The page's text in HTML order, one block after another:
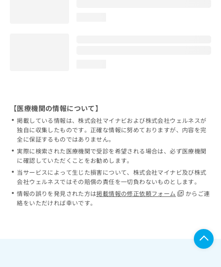
【医療機関の情報について】
掲載している情報は、株式会社マイナビおよび株式会社ウェルネスが
独自に収集したものです。正確な情報に努めておりますが、内容を完
全に保証するものではありません。
実際に検索された医療機関で受診を希望される場合は、必ず医療機関
に確認していただくことをお勧めします。
当サービスによって生じた損害について、株式会社マイナビ及び株式
会社ウェルネスではその賠償の責任を一切負わないものとします。
情報の誤りを発見された方は掲載情報の修正依頼フォーム
からご連
絡をいただければ幸いです。